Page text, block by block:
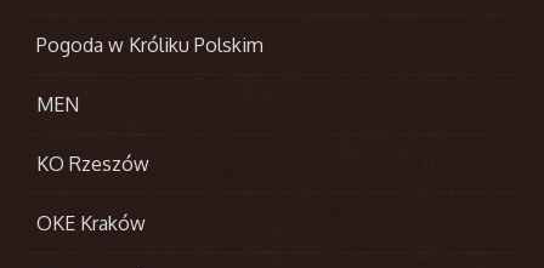
Pogoda w Króliku Polskim
MEN
KO Rzeszów
OKE Kraków